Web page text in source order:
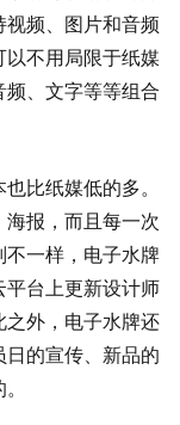
频、图片和音频
以不用局限于纸媒
频、文字等等组合
比纸媒低的多。
报，而且每一次
不一样，电子水牌
平台上更新设计师
之外，电子水牌还
的宣传、新品的